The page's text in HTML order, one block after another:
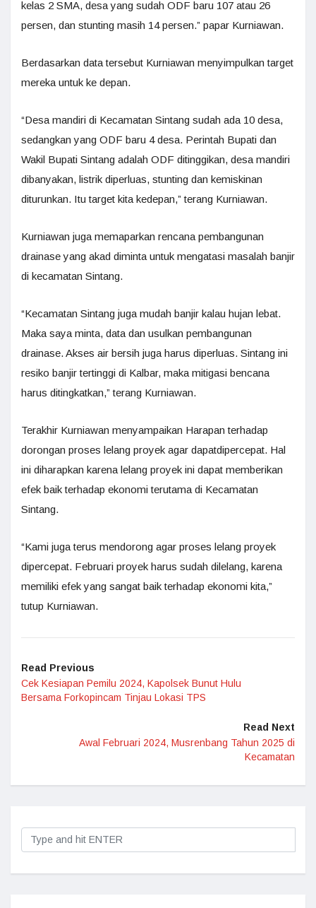
kelas 2 SMA, desa yang sudah ODF baru 107 atau 26
persen, dan stunting masih 14 persen.” papar Kurniawan.
Berdasarkan data tersebut Kurniawan menyimpulkan target
mereka untuk ke depan.
“Desa mandiri di Kecamatan Sintang sudah ada 10 desa,
sedangkan yang ODF baru 4 desa. Perintah Bupati dan
Wakil Bupati Sintang adalah ODF ditinggikan, desa mandiri
dibanyakan, listrik diperluas, stunting dan kemiskinan
diturunkan. Itu target kita kedepan,” terang Kurniawan.
Kurniawan juga memaparkan rencana pembangunan
drainase yang akad diminta untuk mengatasi masalah banjir
di kecamatan Sintang.
“Kecamatan Sintang juga mudah banjir kalau hujan lebat.
Maka saya minta, data dan usulkan pembangunan
drainase. Akses air bersih juga harus diperluas. Sintang ini
resiko banjir tertinggi di Kalbar, maka mitigasi bencana
harus ditingkatkan,” terang Kurniawan.
Terakhir Kurniawan menyampaikan Harapan terhadap
dorongan proses lelang proyek agar dapatdipercepat. Hal
ini diharapkan karena lelang proyek ini dapat memberikan
efek baik terhadap ekonomi terutama di Kecamatan
Sintang.
“Kami juga terus mendorong agar proses lelang proyek
dipercepat. Februari proyek harus sudah dilelang, karena
memiliki efek yang sangat baik terhadap ekonomi kita,”
tutup Kurniawan.
Read Previous
Cek Kesiapan Pemilu 2024, Kapolsek Bunut Hulu
Bersama Forkopincam Tinjau Lokasi TPS
Read Next
Awal Februari 2024, Musrenbang Tahun 2025 di
Kecamatan